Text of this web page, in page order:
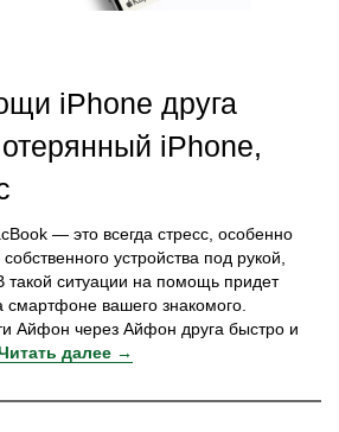
iPhone друга
iPhone,
— это всегда стресс, особенно
устройства под рукой,
такой ситуации на помощь придет
вашего знакомого.
Айфон через Айфон друга быстро и
далее →